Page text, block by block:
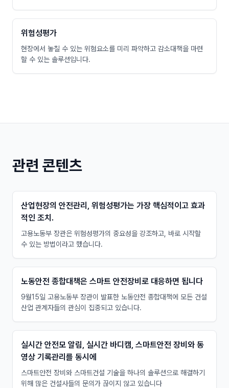
위험성평가
현장에서 놓칠 수 있는 위험요소를 미리 파악하고 감소대책을 마련
할 수 있는 솔루션입니다.
관련 콘텐츠
산업현장의 안전관리, 위험성평가는 가장 핵심적이고 효과
적인 조치.
고용노동부 장관은 위험성평가의 중요성을 강조하고, 바로 시작할
수 있는 방법이라고 했습니다.
노동안전 종합대책은 스마트 안전장비로 대응하면 됩니다
9월15일 고용노동부 장관이 발표한 노동안전 종합대책에 모든 건설
산업 관계자들의 관심이 집중되고 있습니다.
실시간 안전모 알림, 실시간 바디캠, 스마트안전 장비와 동
영상 기록관리를 동시에
스마트안전 장비와 스마트건설 기술을 하나의 솔루션으로 해결하기
위해 많은 건설사들의 문의가 끊이지 않고 있습니다